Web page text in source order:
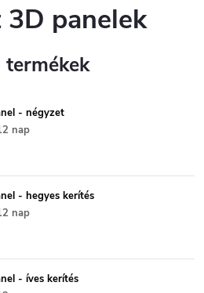
panelek
termékek
- négyzet
nap
- hegyes kerítés
nap
- íves kerítés